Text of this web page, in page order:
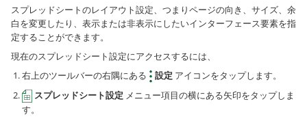
スプレッドシートのレイアウト設定、つまりページの向き、サイズ、余
白を変更したり、表示または非表示にしたいインターフェース要素を指
定することができます。
現在のスプレッドシート設定にアクセスするには、
右上のツールバーの右隅にある
設定 アイコンをタップします。
スプレッドシート設定 メニュー項目の横にある矢印をタップしま
す。